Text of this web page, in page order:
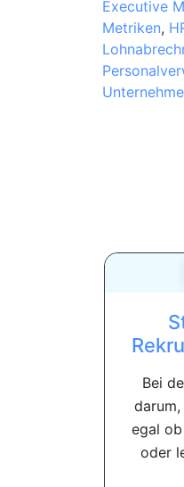
Executive
Metriken,
Bei
egal
oder